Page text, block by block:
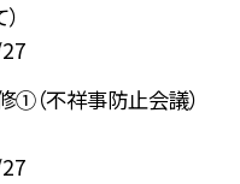
①（不祥事防止会議）